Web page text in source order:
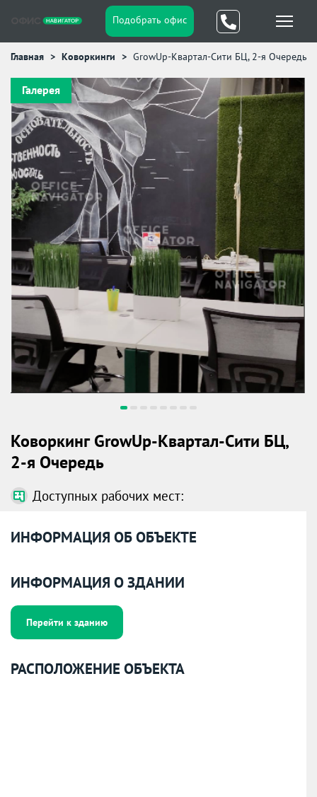
Подобрать офис
Главная Коворкинги GrowUp-Квартал-Сити БЦ, 2-я Очередь
Галерея
Коворкинг GrowUp-Квартал-Сити БЦ,
2-я Очередь
Доступных рабочих мест:
ИНФОРМАЦИЯ ОБ ОБЪЕКТЕ
ИНФОРМАЦИЯ О ЗДАНИИ
Перейти к зданию
РАСПОЛОЖЕНИЕ ОБЪЕКТА